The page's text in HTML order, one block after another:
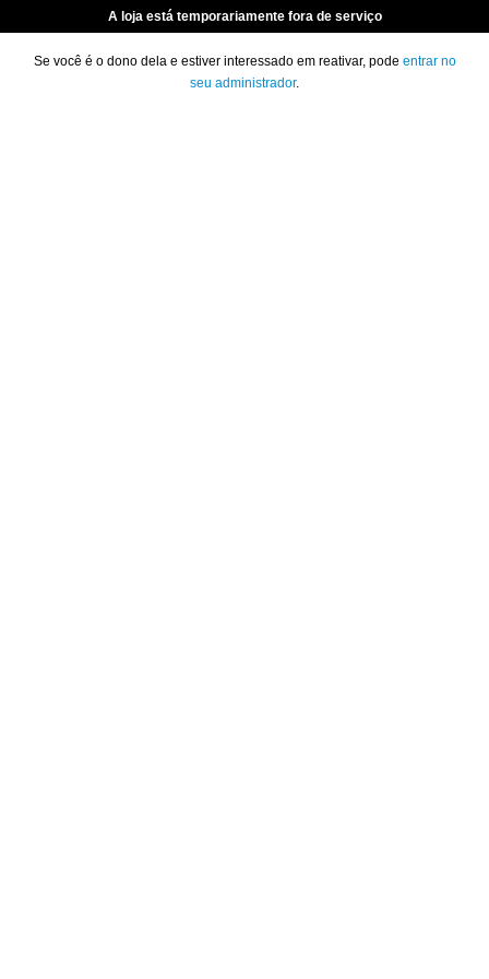
A loja está temporariamente fora de serviço
Se você é o dono dela e estiver interessado em reativar, pode entrar no
seu administrador.